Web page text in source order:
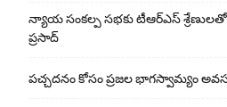
న్యాయ సంక‌ల్ప స‌భ‌కు టీఆర్ఎస్
ప్ర‌సాద్
పచ్చదనం కోసం ప్రజల భాగస్వామ్యం